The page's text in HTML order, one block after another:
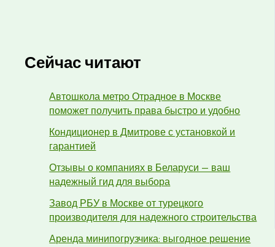
Сейчас читают
Автошкола метро Отрадное в Москве
поможет получить права быстро и удобно
Кондиционер в Дмитрове с установкой и
гарантией
Отзывы о компаниях в Беларуси — ваш
надежный гид для выбора
Завод РБУ в Москве от турецкого
производителя для надежного строительства
Аренда минипогрузчика: выгодное решение